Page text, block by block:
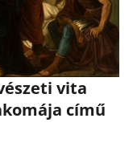
vita
című